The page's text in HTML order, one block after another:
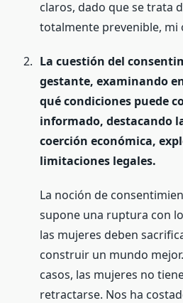
claros, dado que se trata
totalmente prevenible, mi
La cuestión del
gestante, examinando
qué condiciones puede
informado, destacando
coerción económica,
limitaciones legales.
La noción de
supone una ruptura con
las mujeres deben
construir un mundo
casos, las mujeres no
retractarse. Nos ha